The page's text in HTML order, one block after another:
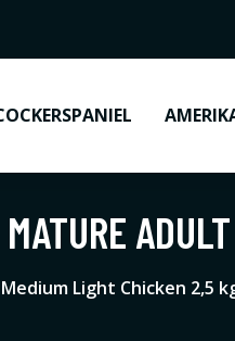
Light Chicken 2,5